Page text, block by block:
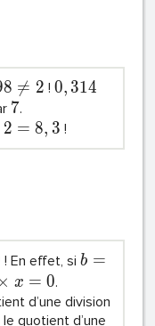
8 
= 2 ! 0, 314
7.
2 = 8, 3 !
! En effet, sib =
× x = 0.
d’une division
quotient d’une